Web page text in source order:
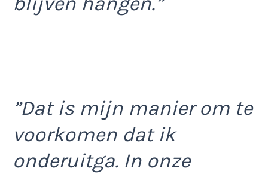
”Dat is mijn manier om te
voorkomen dat ik
onderuitga. In onze